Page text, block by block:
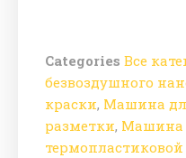
Categories Все
безвоздушного
краски, Машина
разметки, Машина